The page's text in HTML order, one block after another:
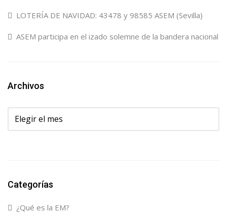
LOTERÍA DE NAVIDAD: 43478 y 98585 ASEM (Sevilla)
ASEM participa en el izado solemne de la bandera nacional
Archivos
Archivos
Categorías
¿Qué es la EM?